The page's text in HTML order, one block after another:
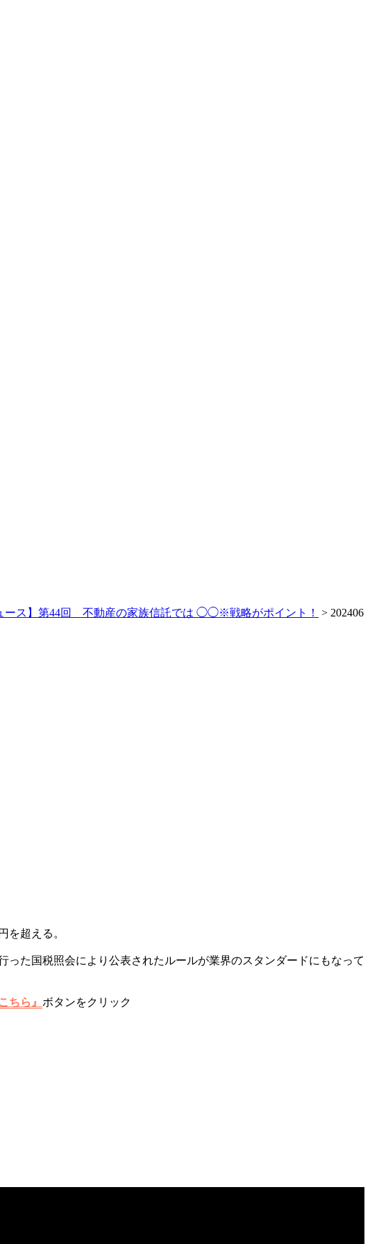
ース】第44回 不動産の家族信託では ◯◯※戦略がポイント！ > 202406
を超える。
た国税照会により公表されたルールが業界のスタンダードにもなって
ちら』 ボタンをクリック